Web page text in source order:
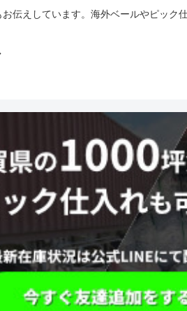
伝えしています。海外ベールやピック